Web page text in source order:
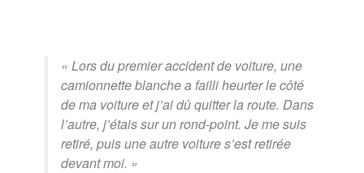
« Lors du premier accident de voiture, une
camionnette blanche a failli heurter le côté
de ma voiture et j’ai dû quitter la route. Dans
l’autre, j’étais sur un rond-point. Je me suis
retiré, puis une autre voiture s’est retirée
devant moi. »